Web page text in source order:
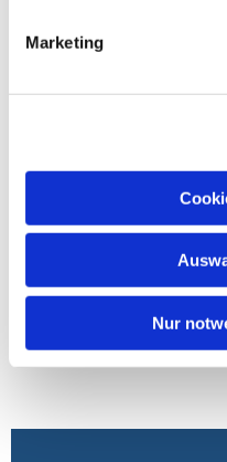
Marketing
Nur